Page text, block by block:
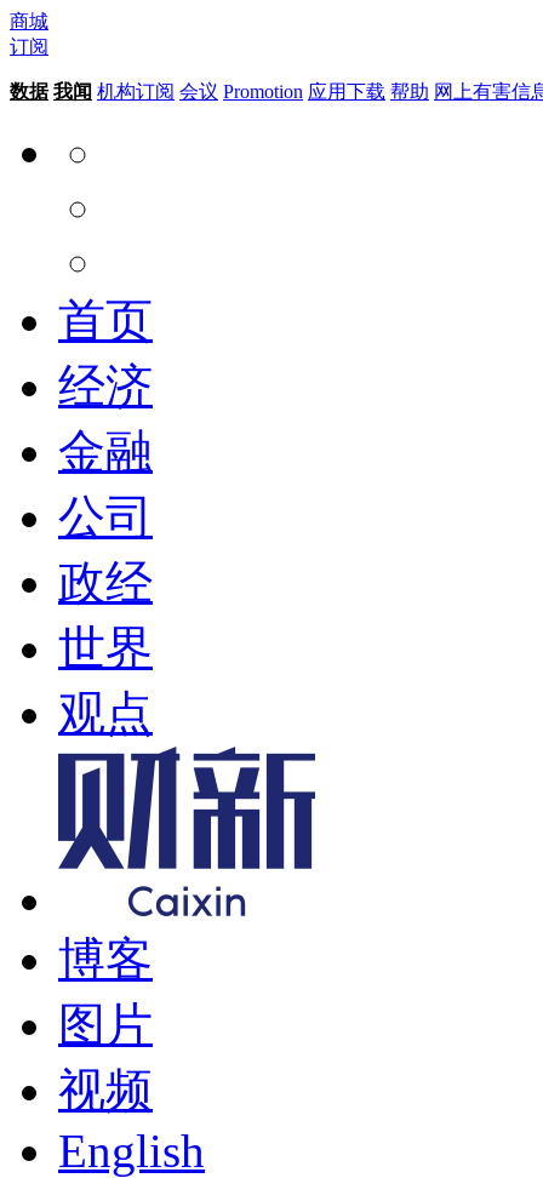
商城
订阅
数据 我闻 机构订阅 会议 Promotion 应用下载 帮助 网上有害信
首页
经济
金融
公司
政经
世界
观点
博客
图片
视频
English